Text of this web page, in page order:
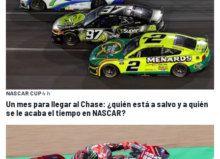
NASCAR CUP4 h
Un mes para llegar al Chase: ¿quién está a salvo y a quién
se le acaba el tiempo en NASCAR?